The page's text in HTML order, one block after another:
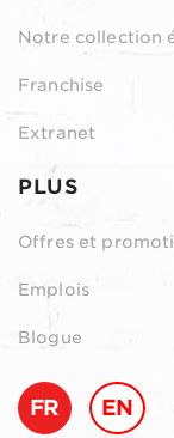
Notre collection
Franchise
Extranet
PLUS
Offres et
Emplois
Blogue
FR EN